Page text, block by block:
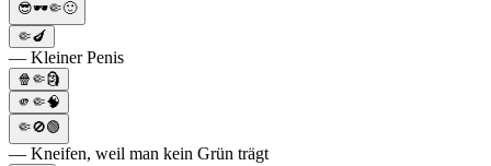
😎🕶️🤏🙂
🤏🍆
— Kleiner Penis
🍿🤏🗿
🫵🤏🧠
🤏🚫🟢
— Kneifen, weil man kein Grün trägt